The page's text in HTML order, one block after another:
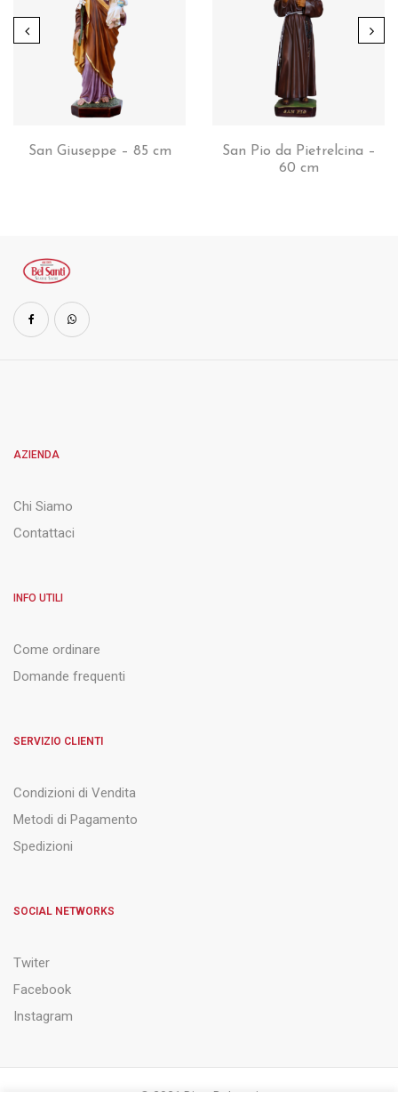
San Giuseppe – 85 cm
San Pio da Pietrelcina –
60 cm
AZIENDA
Chi Siamo
Contattaci
INFO UTILI
Come ordinare
Domande frequenti
SERVIZIO CLIENTI
Condizioni di Vendita
Metodi di Pagamento
Spedizioni
SOCIAL NETWORKS
Twiter
Facebook
Instagram
© 2021 Ditta Belsanti